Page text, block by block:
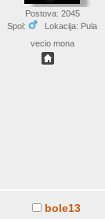
Postova: 2045
Spol:
Lokacija: Pula
vecio mona
bole13